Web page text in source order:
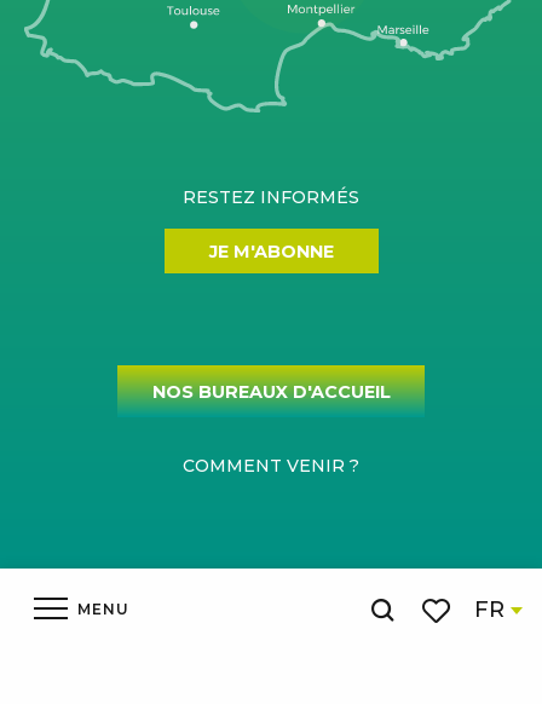
MENU
Recherche
FR
RESTEZ INFORMÉS
JE M'ABONNE
NOS BUREAUX D'ACCUEIL
COMMENT VENIR ?